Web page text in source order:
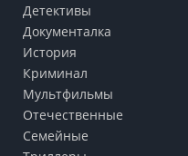
Детективы
Документалка
История
Криминал
Мультфильмы
Отечественные
Семейные